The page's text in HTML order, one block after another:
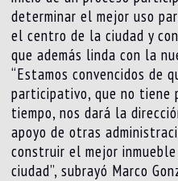
determinar el mejor uso
el centro de la ciudad y
que además linda con la
“Estamos convencidos de
participativo, que no tiene
tiempo, nos dará la
apoyo de otras
construir el mejor
ciudad”, subrayó Marco